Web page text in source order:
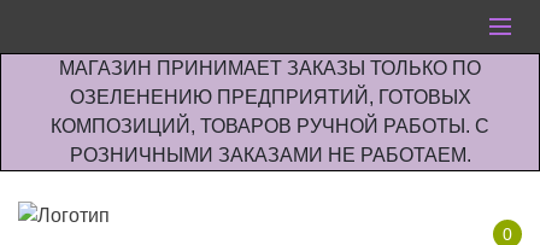
МАГАЗИН ПРИНИМАЕТ ЗАКАЗЫ ТОЛЬКО ПО
ОЗЕЛЕНЕНИЮ ПРЕДПРИЯТИЙ, ГОТОВЫХ
КОМПОЗИЦИЙ, ТОВАРОВ РУЧНОЙ РАБОТЫ. С
РОЗНИЧНЫМИ ЗАКАЗАМИ НЕ РАБОТАЕМ.
0